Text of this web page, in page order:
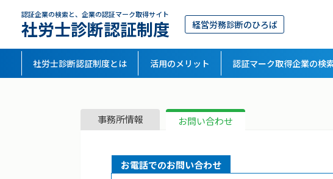
認証企業の検索と、企業の認証マーク取得サイト
社労士診断認証制度 経営労務診断のひろば
社労士診断認証制度とは 活用のメリット 認証マーク取得企業の検
事務所情報 お問い合わせ
お電話でのお問い合わせ